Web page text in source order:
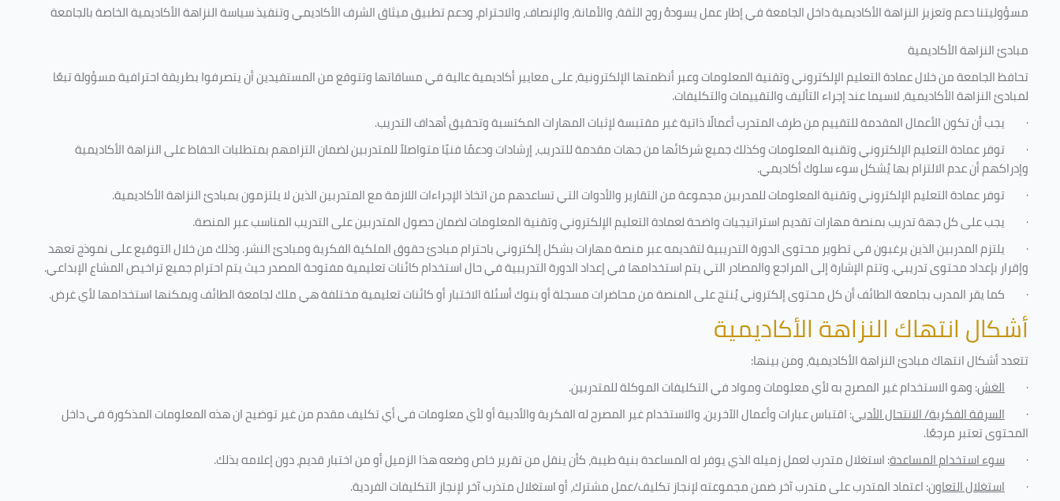
مسؤوليتنا دعم وتعزيز النزاهة الأكاديمية داخل الجامعة في إطار عمل يسودهُ روح الثقة، والأمانة، والإنصاف، والاحترام، ودعم تطبيق ميثاق الشرف الأكاديمي وتنفيذ سياسة النزاهة الأكاديمية الخاصة بالجامعة
مبادئ النزاهة الأكاديمية
تحافظ الجامعة من خلال عمادة التعليم الإلكتروني وتقنية المعلومات وعبر أنظمتها الإلكترونية، على معايير أكاديمية عالية في مساقاتها وتتوقع من المستفيدين أن يتصرفوا بطريقة احترافية مسؤولة تبعًا
لمبادئ النزاهة الأكاديمية، لاسيما عند إجراء التأليف والتقييمات والتكليفات.
· يجب أن تكون الأعمال المقدمة للتقييم من طرف المتدرب أعمالًا ذاتية غير مقتبسة لإثبات المهارات المكتسبة وتحقيق أهداف التدريب.
· توفر عمادة التعليم الإلكتروني وتقنية المعلومات وكذلك جميع شركائها من جهات مقدمة للتدريب، إرشادات ودعمًا فنيًا متواصلاً للمتدربين لضمان التزامهم بمتطلبات الحفاظ على النزاهة الأكاديمية
وإدراكهم أن عدم الالتزام بها يُشكل سوء سلوك أكاديمي.
· توفر عمادة التعليم الإلكتروني وتقنية المعلومات للمدربين مجموعة من التقارير والأدوات التي تساعدهم من اتخاذ الإجراءات اللازمة مع المتدربين الذين لا يلتزمون بمبادئ النزاهة الأكاديمية.
· يجب على كل جهة تدريب بمنصة مهارات تقديم استراتيجيات واضحة لعمادة التعليم الإلكتروني وتقنية المعلومات لضمان حصول المتدربين على التدريب المناسب عبر المنصة.
· يلتزم المدربين الذين يرغبون في تطوير محتوى الدورة التدريبية لتقديمه عبر منصة مهارات بشكل إلكتروني باحترام مبادئ حقوق الملكية الفكرية ومبادئ النشر. وذلك من خلال التوقيع على نموذج تعهد
وإقرار بإعداد محتوى تدريبي. وتتم الإشارة إلى المراجع والمصادر التي يتم استخدامها في إعداد الدورة التدريبية في حال استخدام كائنات تعليمية مفتوحة المصدر حيث يتم احترام جميع تراخيص المشاع الإبداعي.
· كما يقر المدرب بجامعة الطائف أن كل محتوى إلكتروني يُنتج على المنصة من محاضرات مسجلة أو بنوك أسئلة الاختبار أو كائنات تعليمية مختلفة هي ملك لجامعة الطائف ويمكنها استخدامها لأي غرض.
أشكال انتهاك النزاهة الأكاديمية
تتعدد أشكال انتهاك مبادئ النزاهة الأكاديمية، ومن بينها:
· الغش: وهو الاستخدام غير المصرح به لأي معلومات ومواد في التكليفاتالموكلة للمتدربين.
· السرقة الفكرية/ الانتحال الأدبي: اقتباس عبارات وأعمال الآخرين، والاستخدام غير المصرح له الفكرية والأدبية أو لأي معلومات في أي تكليف مقدم من غير توضيح ان هذه المعلومات المذكورة في داخل
المحتوى تعتبر مرجعًا.
· سوء استخدام المساعدة: استغلال متدرب لعمل زميله الذي يوفر له المساعدة بنية طيبة، كأن ينقل من تقرير خاص وضعه هذا الزميل أو من اختبار قديم، دون إعلامه بذلك.
· استغلال التعاون: اعتماد المتدرب على متدرب آخر ضمن مجموعته لإنجاز تكليف/عمل مشترك، أو استغلال متدرب آخر لإنجاز التكليفات الفردية.